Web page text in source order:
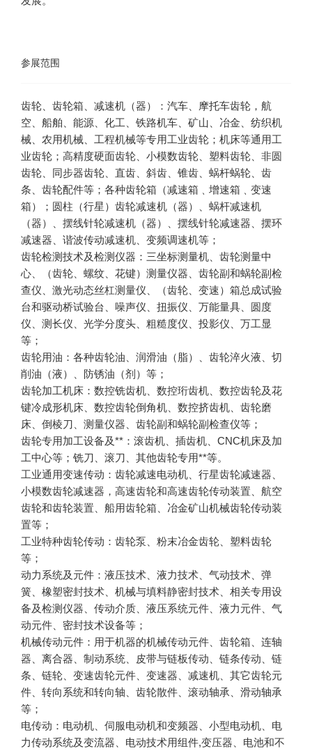
参展范围
齿轮、齿轮箱、减速机（器）：汽车、摩托车齿轮，航
空、船舶、能源、化工、铁路机车、矿山、冶金、纺织机
械、农用机械、工程机械等专用工业齿轮；机床等通用工
业齿轮；高精度硬面齿轮、小模数齿轮、塑料齿轮、非圆
齿轮、同步器齿轮、直齿、斜齿、锥齿、蜗杆蜗轮、齿
条、齿轮配件等；各种齿轮箱（减速箱﹑增速箱﹑变速
箱）；圆柱（行星）齿轮减速机（器）、蜗杆减速机
（器）、摆线针轮减速机（器）、摆线针轮减速器、摆环
齿轮检测技术及检测仪器：三坐标测量机、齿轮测量中
心、（齿轮、螺纹、花键）测量仪器、齿轮副和蜗轮副检
查仪、激光动态丝杠测量仪、（齿轮、变速）箱总成试验
台和驱动桥试验台、噪声仪、扭振仪、万能量具、圆度
仪、测长仪、光学分度头、粗糙度仪、投影仪、万工显
齿轮用油：各种齿轮油、润滑油（脂）、齿轮淬火液、切
齿轮加工机床：数控铣齿机、数控珩齿机、数控齿轮及花
键冷成形机床、数控齿轮倒角机、数控挤齿机、齿轮磨
齿轮专用加工设备及**：滚齿机、插齿机、CNC机床及加
工业通用变速传动：齿轮减速电动机、行星齿轮减速器、
小模数齿轮减速器，高速齿轮和高速齿轮传动装置、航空
齿轮和齿轮装置、船用齿轮箱、冶金矿山机械齿轮传动装
工业特种齿轮传动：齿轮泵、粉末冶金齿轮、塑料齿轮
动力系统及元件：液压技术、液力技术、气动技术、弹
簧、橡塑密封技术、机械与填料静密封技术、相关专用设
备及检测仪器、传动介质、液压系统元件、液力元件、气
机械传动元件：用于机器的机械传动元件、齿轮箱、连轴
器、离合器、制动系统、皮带与链板传动、链条传动、链
条、链轮、变速齿轮元件、变速器、减速机、其它齿轮元
件、转向系统和转向轴、齿轮散件、滚动轴承、滑动轴承
电传动：电动机、伺服电动机和变频器、小型电动机、电
力传动系统及变流器、电动技术用组件,变压器、电池和不